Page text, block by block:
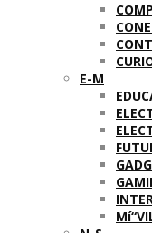
E-M